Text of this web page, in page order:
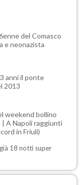
del Comasco
e neonazista
anni il ponte
2013
weekend bollino
A Napoli raggiunti
in Friuli)
18 notti super